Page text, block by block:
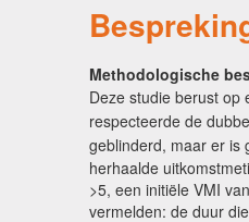
Methodologische
Deze studie berust op
respecteerde de
geblinderd, maar er is
herhaalde
>5, een initiële VMI
vermelden: de duur